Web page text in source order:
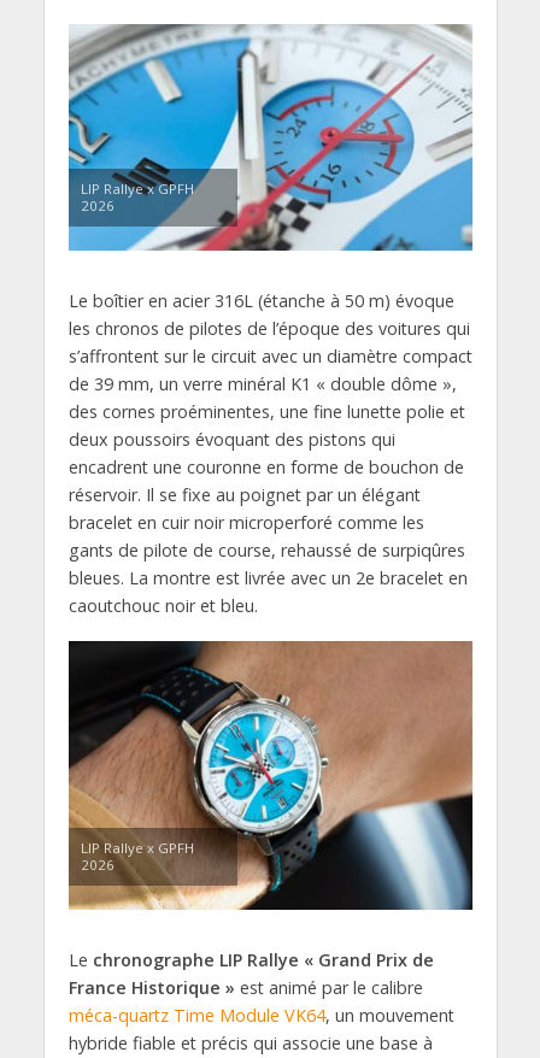
LIP Rallye x GPFH
2026
Le boîtier en acier 316L (étanche à 50 m) évoque
les chronos de pilotes de l’époque des voitures qui
s’affrontent sur le circuit avec un diamètre compact
de 39 mm, un verre minéral K1 « double dôme »,
des cornes proéminentes, une fine lunette polie et
deux poussoirs évoquant des pistons qui
encadrent une couronne en forme de bouchon de
réservoir. Il se fixe au poignet par un élégant
bracelet en cuir noir microperforé comme les
gants de pilote de course, rehaussé de surpiqûres
bleues. La montre est livrée avec un 2e bracelet en
caoutchouc noir et bleu.
LIP Rallye x GPFH
2026
Le chronographe LIP Rallye « Grand Prix de
France Historique » est animé par le calibre
méca-quartz Time Module VK64, un mouvement
hybride fiable et précis qui associe une base à